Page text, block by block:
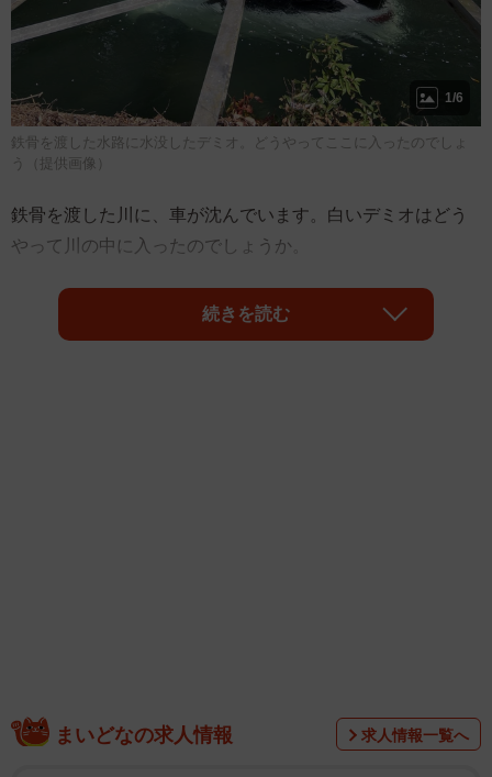
1/6
鉄骨を渡した水路に水没したデミオ。どうやってここに入ったのでしょ
う（提供画像）
鉄骨を渡した川に、車が沈んでいます。白いデミオはどう
やって川の中に入ったのでしょうか。
Twitterに写真が投稿されると、「どうやったらこんなとこ
に入るの？」「間違って落ちるもの？」「どゆこと！？」
続きを読む
まいどなの求人情報 求人情報一覧へ